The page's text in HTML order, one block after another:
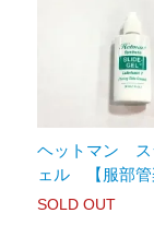
ヘットマン ス
ェル 【服部管
SOLD OUT